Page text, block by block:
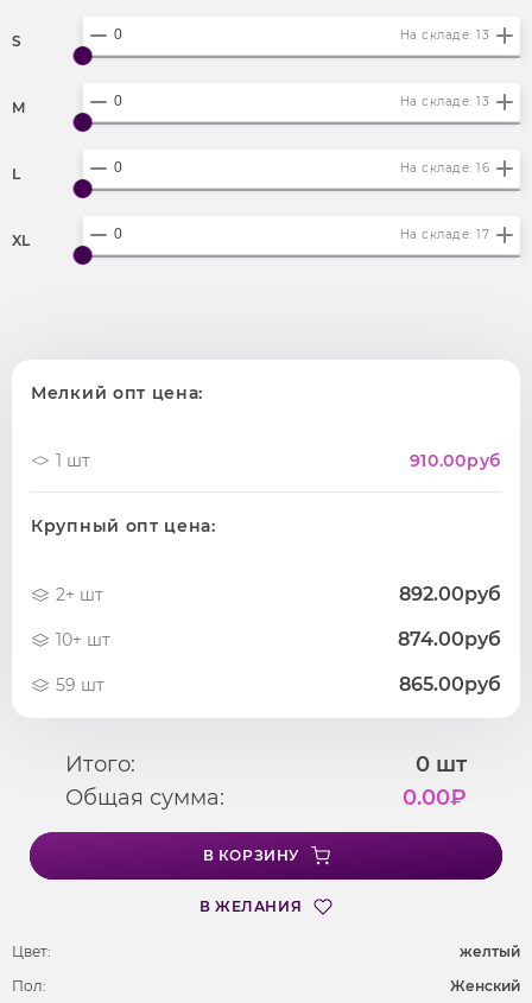
S На складе: 13
M На складе: 13
L На складе: 16
XL На складе: 17
Мелкий опт цена:
1 шт 910.00руб
Крупный опт цена:
2+ шт 892.00руб
10+ шт 874.00руб
59 шт 865.00руб
Итого: 0 шт
Общая сумма:
0.00₽
В КОРЗИНУ
В ЖЕЛАНИЯ
Цвет:
желтый
Пол:
Женский